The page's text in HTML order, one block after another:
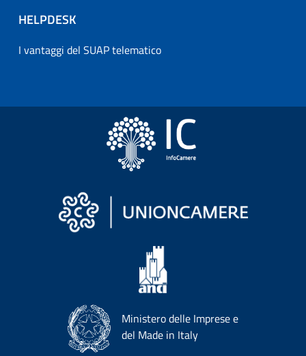
HELPDESK
I vantaggi del SUAP telematico
Ministero delle Imprese e
del Made in Italy